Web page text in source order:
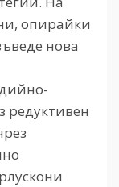
опирайки
нова
редуктивен